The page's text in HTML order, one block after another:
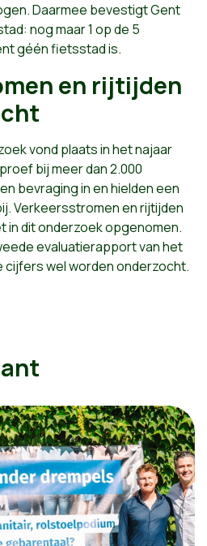
Daarmee bevestigt Gent
nog maar 1 op de 5
géén fietsstad is.
en rijtijden
vond plaats in het najaar
bij meer dan 2.000
bevraging in en hielden een
Verkeersstromen en rijtijden
in dit onderzoek opgenomen.
evaluatierapport van het
cijfers wel worden onderzocht.